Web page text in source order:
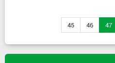
45 46 47